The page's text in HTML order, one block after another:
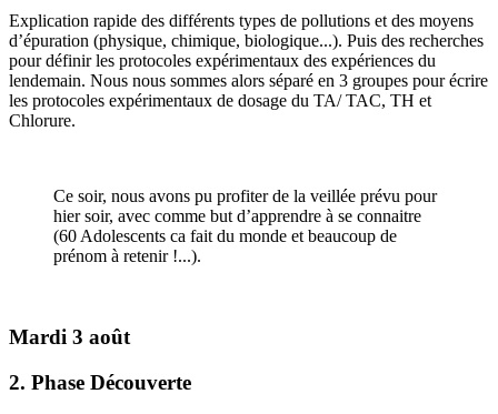
Explication rapide des différents types de pollutions et des moyens
d’épuration (physique, chimique, biologique...). Puis des recherches
pour définir les protocoles expérimentaux des expériences du
lendemain. Nous nous sommes alors séparé en 3 groupes pour écrire
les protocoles expérimentaux de dosage du TA/ TAC, TH et
Chlorure.
Ce soir, nous avons pu profiter de la veillée prévu pour
hier soir, avec comme but d’apprendre à se connaitre
(60 Adolescents ca fait du monde et beaucoup de
prénom à retenir !...).
Mardi 3 août
2. Phase Découverte